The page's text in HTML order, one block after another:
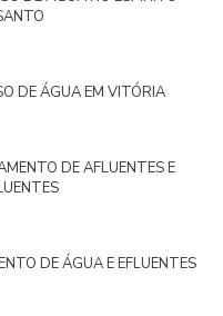
DE ÁGUA EM VITÓRIA
DE AFLUENTES E
DE ÁGUA E EFLUENTES